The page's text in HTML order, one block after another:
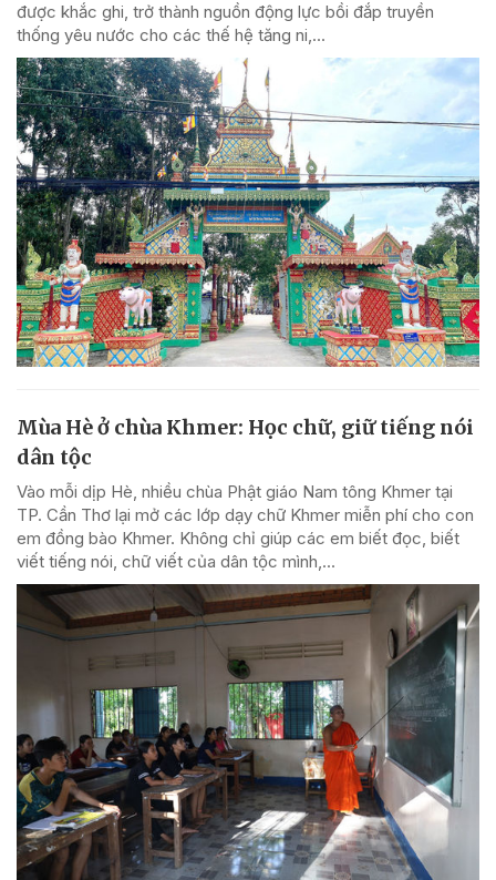
được khắc ghi, trở thành nguồn động lực bồi đắp truyền
thống yêu nước cho các thế hệ tăng ni,...
Mùa Hè ở chùa Khmer: Học chữ, giữ tiếng nói
dân tộc
Vào mỗi dịp Hè, nhiều chùa Phật giáo Nam tông Khmer tại
TP. Cần Thơ lại mở các lớp dạy chữ Khmer miễn phí cho con
em đồng bào Khmer. Không chỉ giúp các em biết đọc, biết
viết tiếng nói, chữ viết của dân tộc mình,...